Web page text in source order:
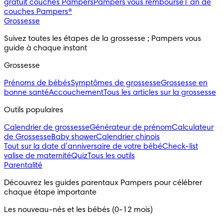
gratuit couches PampersPampers vous rembourse1 an de
couches Pampers®
Grossesse
Suivez toutes les étapes de la grossesse ; Pampers vous
guide à chaque instant
Grossesse
Prénoms de bébésSymptômes de grossesseGrossesse en
bonne santéAccouchementTous les articles sur la grossesse
Outils populaires
Calendrier de grossesseGénérateur de prénomCalculateur
de GrossesseBaby showerCalendrier chinois
Tout sur la date d’anniversaire de votre bébéCheck-list
valise de maternitéQuizTous les outils
Parentalité
Découvrez les guides parentaux Pampers pour célébrer
chaque étape importante
Les nouveau-nés et les bébés (0-12 mois)